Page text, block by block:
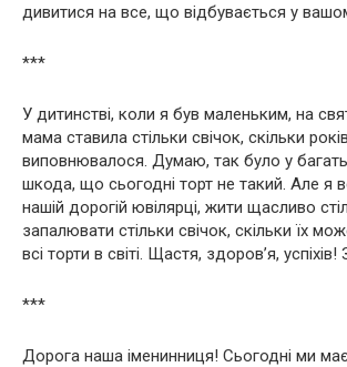
дивитися на все, що відбувається у
***
У дитинстві, коли я був маленьким, на
мама ставила стільки свічок, скільки
виповнювалося. Думаю, так було у
шкода, що сьогодні торт не такий. Але я
нашій дорогій ювілярці, жити щасливо
запалювати стільки свічок, скільки їх
всі торти в світі. Щастя, здоров’я,
***
Дорога наша іменинниця! Сьогодні ми